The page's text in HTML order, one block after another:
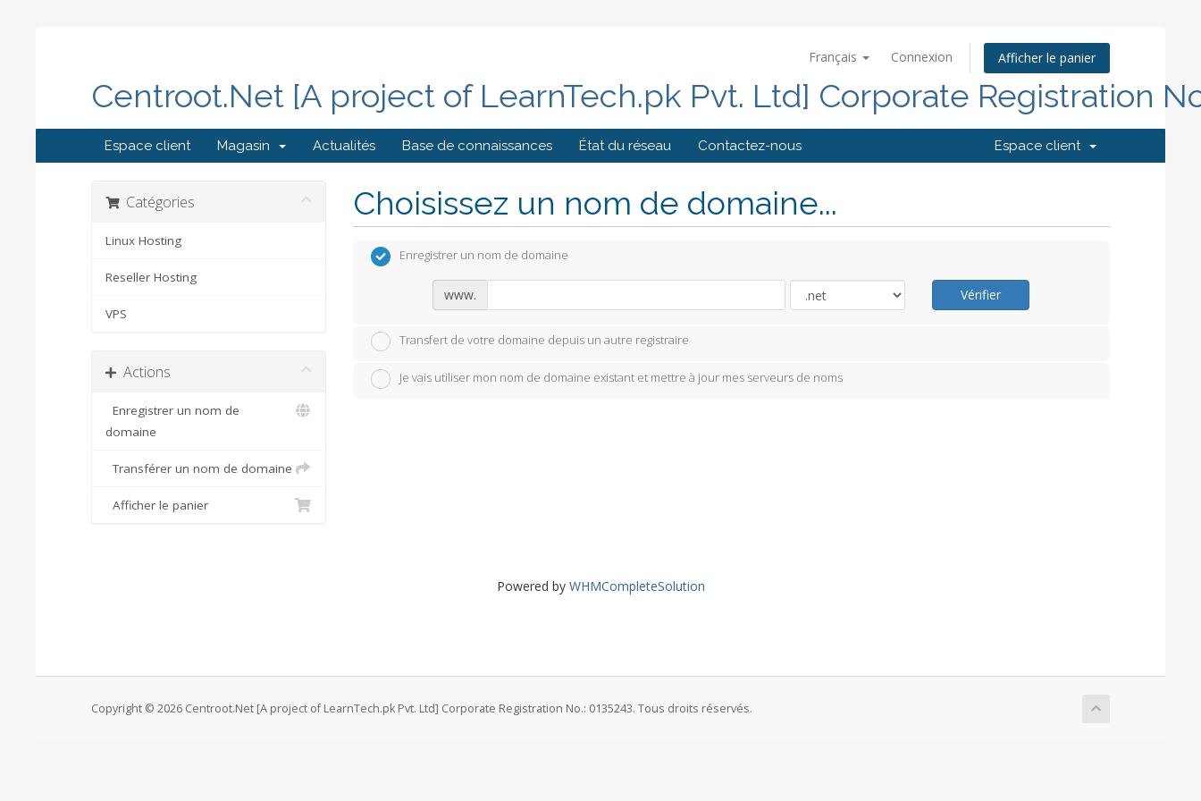
Français Connexion Afficher le panier
Centroot.Net [A project of LearnTech.pk Pvt. Ltd] Corporate Registration
Espace client Magasin Actualités Base de connaissances État du réseau Contactez-nous Espace client
Catégories
Linux Hosting
Reseller Hosting
VPS
Actions
Enregistrer un nom de
domaine
Transférer un nom de domaine
Afficher le panier
Choisissez un nom de domaine...
Enregistrer un nom de domaine
www. Vérifier
Transfert de votre domaine depuis un autre registraire
Je vais utiliser mon nom de domaine existant et mettre à jour mes serveurs de noms
Powered by WHMCompleteSolution
Copyright © 2026 Centroot.Net [A project of LearnTech.pk Pvt. Ltd] Corporate Registration No.: 0135243. Tous droits réservés.